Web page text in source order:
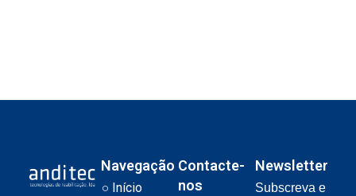
Navegação
Início
Contacte-
nos
Newsletter
Subscreva e